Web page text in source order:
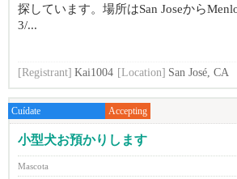
探しています。場所はSan Joseから
3/...
[Registrant] Kai1004 [Location] San José, CA
Cuídate Accepting
小型犬お預かりします
Mascota